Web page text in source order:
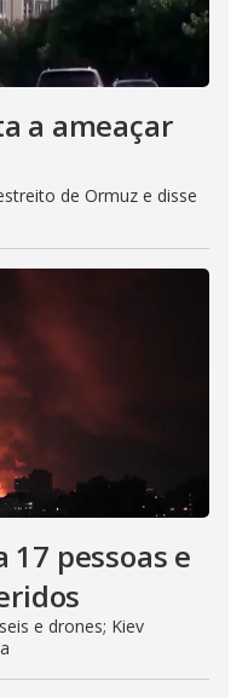
a ameaçar
de Ormuz e disse
pessoas e
e drones; Kiev